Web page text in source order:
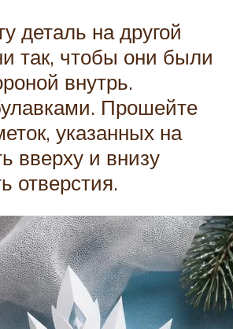
деталь на другой
так, чтобы они были
внутрь.
Прошейте
указанных на
вверху и внизу
отверстия.